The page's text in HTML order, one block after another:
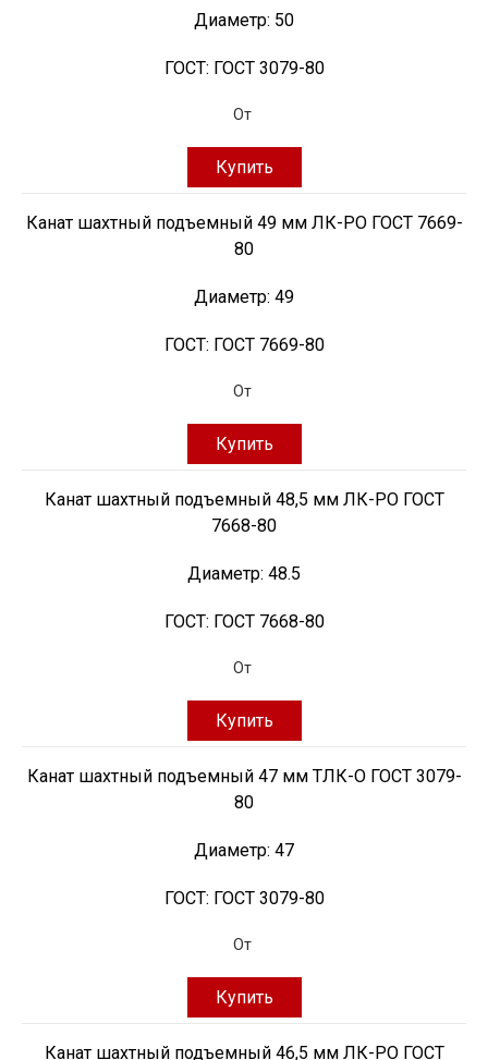
Диаметр: 50
ГОСТ: ГОСТ 3079-80
От
Купить
Канат шахтный подъемный 49 мм ЛК-РО ГОСТ 7669-
80
Диаметр: 49
ГОСТ: ГОСТ 7669-80
От
Купить
Канат шахтный подъемный 48,5 мм ЛК-РО ГОСТ
7668-80
Диаметр: 48.5
ГОСТ: ГОСТ 7668-80
От
Купить
Канат шахтный подъемный 47 мм ТЛК-О ГОСТ 3079-
80
Диаметр: 47
ГОСТ: ГОСТ 3079-80
От
Купить
Канат шахтный подъемный 46,5 мм ЛК-РО ГОСТ